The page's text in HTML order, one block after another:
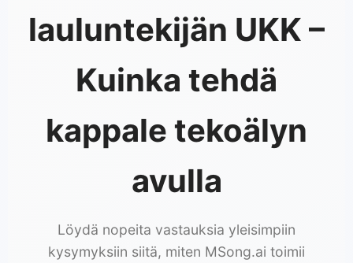
lauluntekijän UKK –
Kuinka tehdä
kappale tekoälyn
avulla
Löydä nopeita vastauksia yleisimpiin
kysymyksiin siitä, miten MSong.ai toimii